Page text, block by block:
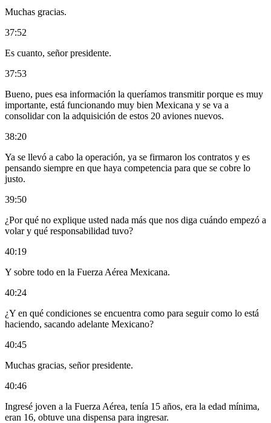
Muchas gracias.
37:52
Es cuanto, señor presidente.
37:53
Bueno, pues esa información la queríamos transmitir porque es muy
importante, está funcionando muy bien Mexicana y se va a
consolidar con la adquisición de estos 20 aviones nuevos.
38:20
Ya se llevó a cabo la operación, ya se firmaron los contratos y es
pensando siempre en que haya competencia para que se cobre lo
justo.
39:50
¿Por qué no explique usted nada más que nos diga cuándo empezó a
volar y qué responsabilidad tuvo?
40:19
Y sobre todo en la Fuerza Aérea Mexicana.
40:24
¿Y en qué condiciones se encuentra como para seguir como lo está
haciendo, sacando adelante Mexicano?
40:45
Muchas gracias, señor presidente.
40:46
Ingresé joven a la Fuerza Aérea, tenía 15 años, era la edad mínima,
eran 16, obtuve una dispensa para ingresar.